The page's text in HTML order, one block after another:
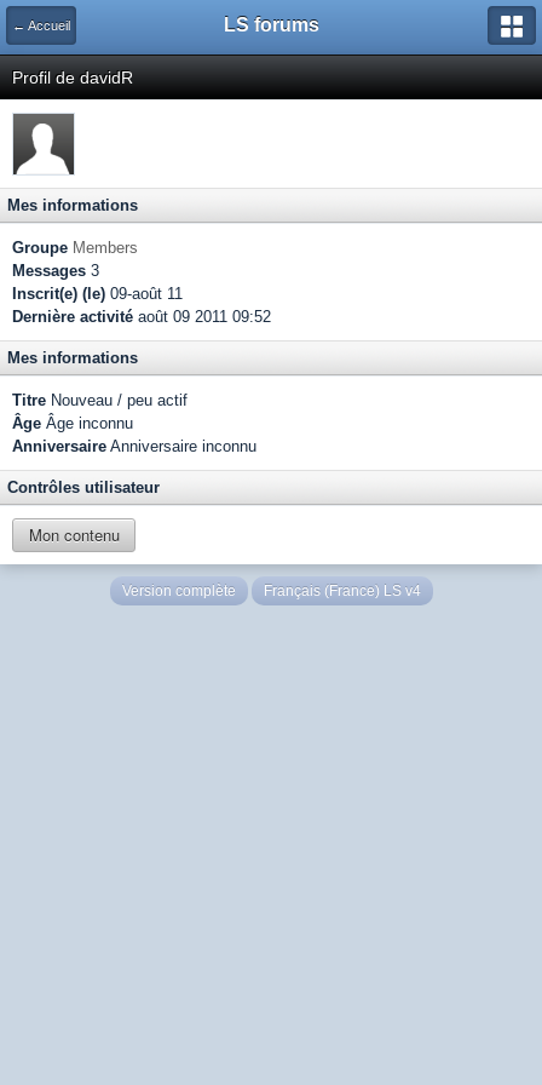
← Accueil LS forums
Profil de davidR
Mes informations
Groupe Members
Messages 3
Inscrit(e) (le) 09-août 11
Dernière activité août 09 2011 09:52
Mes informations
Titre Nouveau / peu actif
Âge Âge inconnu
Anniversaire Anniversaire inconnu
Contrôles utilisateur
Mon contenu
Version complète Français (France) LS v4